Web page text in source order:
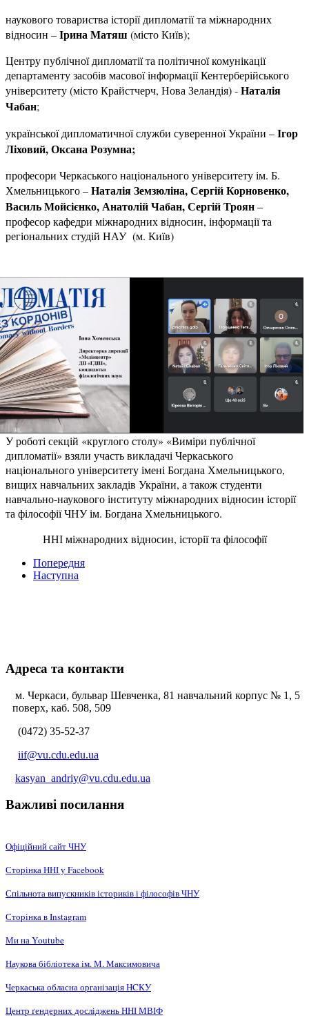
наукового товариства історії дипломатії та міжнародних
відносин –Ірина Матяш (місто Київ);
Центру публічної дипломатії та політичної комунікації
департаменту засобів масової інформації Кентерберійського
університету (місто Крайстчерч, Нова Зеландія) -Наталія
Чабан;
української дипломатичної служби суверенної України –Ігор
Ліховий, Оксана Розумна;
професори Черкаського національного університету ім. Б.
Хмельницького –Наталія Земзюліна, Сергій Корновенко,
Василь Мойсієнко, Анатолій Чабан, Сергій Троян–
професор кафедри міжнародних відносин, інформації та
регіональних студій НАУ (м. Київ)
У роботі секцій «круглого столу» «Виміри публічної
дипломатії» взяли участь викладачі Черкаського
національного університету імені Богдана Хмельницького,
вищих навчальних закладів України, а також студенти
навчально-наукового інституту міжнародних відносин історії
та філософії ЧНУ ім. Богдана Хмельницького.
ННІ міжнародних відносин, історії та філософії
Попередня
Наступна
Адреса та контакти
м. Черкаси, бульвар Шевченка, 81 навчальний корпус № 1, 5
поверх, каб. 508, 509
(0472) 35-52-37
iif@vu.cdu.edu.ua
kasyan_andriy@vu.cdu.edu.ua
Важливі посилання
Офіційний сайт ЧНУ
Сторінка ННІ у Facebook
Спільнота випускників істориків і філософів ЧНУ
Сторінка в Instagram
Ми на Youtube
Наукова бібліотека ім. М. Максимовича
Черкаська обласна організація НCКУ
Центр ґендерних досліджень ННІ МВІФ